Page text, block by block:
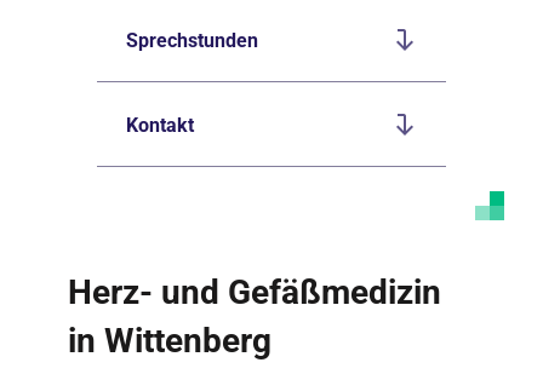
Sprechstunden
Kontakt
Herz- und Gefäßmedizin
in Wittenberg